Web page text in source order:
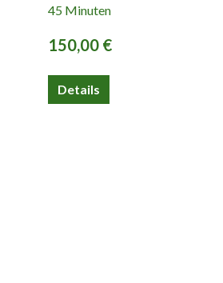
45 Minuten
150,00 €
Details